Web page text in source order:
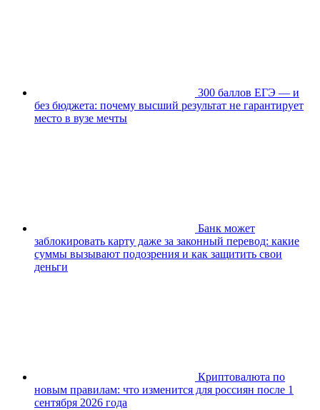
300 баллов ЕГЭ — и
без бюджета: почему высший результат не гарантирует
место в вузе мечты
Банк может
заблокировать карту даже за законный перевод: какие
суммы вызывают подозрения и как защитить свои
деньги
Криптовалюта по
новым правилам: что изменится для россиян после 1
сентября 2026 года